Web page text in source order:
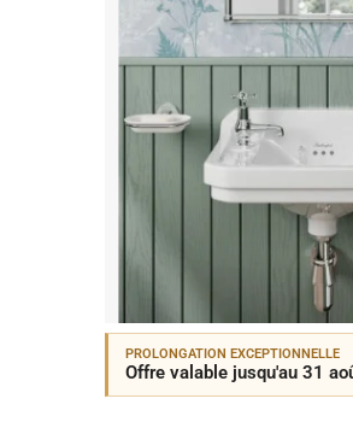
PROLONGATION EXCEPTIONNELLE
Offre valable jusqu'au 31